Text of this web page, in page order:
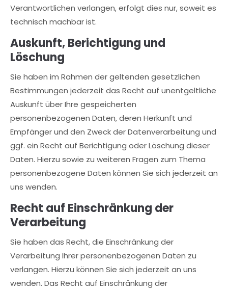
Verantwortlichen verlangen, erfolgt dies nur, soweit es
technisch machbar ist.
Auskunft, Berichtigung und
Löschung
Sie haben im Rahmen der geltenden gesetzlichen
Bestimmungen jederzeit das Recht auf unentgeltliche
Auskunft über Ihre gespeicherten
personenbezogenen Daten, deren Herkunft und
Empfänger und den Zweck der Datenverarbeitung und
ggf. ein Recht auf Berichtigung oder Löschung dieser
Daten. Hierzu sowie zu weiteren Fragen zum Thema
personenbezogene Daten können Sie sich jederzeit an
uns wenden.
Recht auf Einschränkung der
Verarbeitung
Sie haben das Recht, die Einschränkung der
Verarbeitung Ihrer personenbezogenen Daten zu
verlangen. Hierzu können Sie sich jederzeit an uns
wenden. Das Recht auf Einschränkung der